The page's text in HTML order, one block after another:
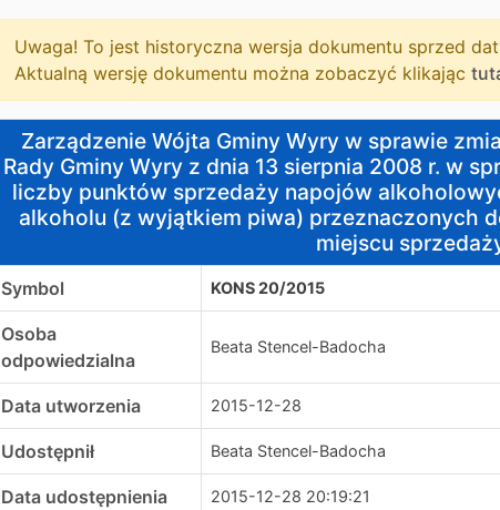
Uwaga! To jest historyczna wersja dokumentu sprzed
Aktualną wersję dokumentu można zobaczyć klikając
Zarządzenie Wójta Gminy Wyry w sprawie zmiany
Zarządzenie Wójta Gminy Wyry w sprawie
Rady Gminy Wyry z dnia 13 sierpnia 2008 r. w
liczby punktów sprzedaży napojów
alkoholu (z wyjątkiem piwa) przeznaczonych
miejscu
Symbol KONS 20/2015
Osoba
odpowiedzialna
Beata Stencel-Badocha
Data utworzenia 2015-12-28
Udostępnił Beata Stencel-Badocha
Data udostępnienia 2015-12-28 20:19:21